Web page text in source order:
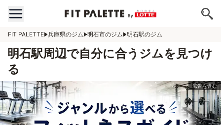
FIT PALETTE 兵庫県のジム 明石市のジム 明石駅のジム
明石駅周辺で自分に合うジムを見つけ
る